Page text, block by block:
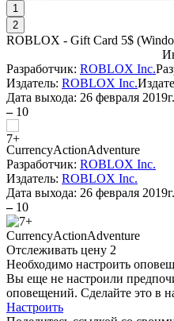
1
2
ROBLOX - Gift Card 5$ (
Разработчик: ROBLOX Inc.
Издатель: ROBLOX Inc.
Дата выхода: 26 февраля 2019г.
– 10
CurrencyActionAdventure
Разработчик: ROBLOX Inc.
Издатель: ROBLOX Inc.
Дата выхода: 26 февраля 2019г.
– 10
CurrencyActionAdventure
Отслеживать цену 2
Необходимо настроить
Вы еще не настроили
оповещений. Сделайте это в
Настроить